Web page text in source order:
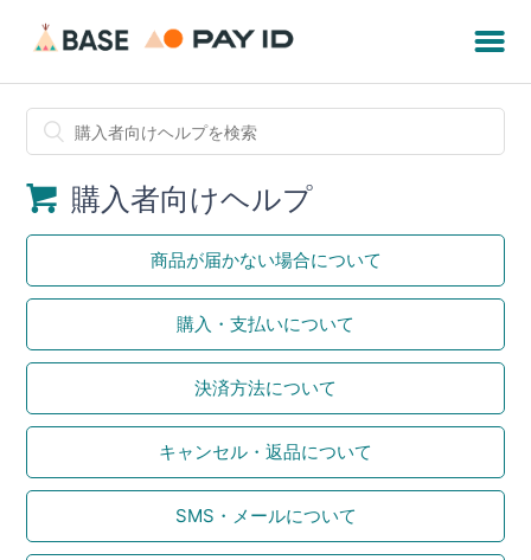
購入者向けヘルプ
商品が届かない場合について
購入・支払いについて
決済方法について
キャンセル・返品について
SMS・メールについて